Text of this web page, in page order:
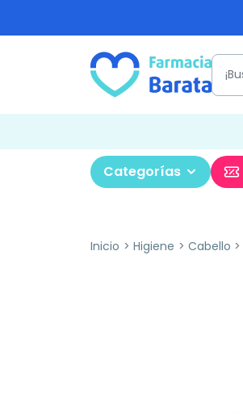
Categorías
Inicio Higiene Cabello